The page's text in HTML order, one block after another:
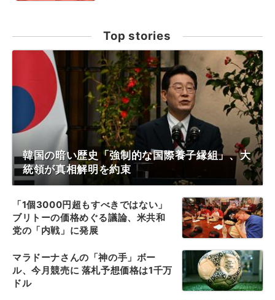
Top stories
韓国の暗い歴史「強制的な国際養子縁組」、大
統領が真相解明を約束
「1個3000円超もすべきではない」
ブリトーの価格めぐる議論、米共和
党の「内戦」に発展
マラドーナさんの「神の手」ボー
ル、今月競売に 落札予想価格は1千万
ドル